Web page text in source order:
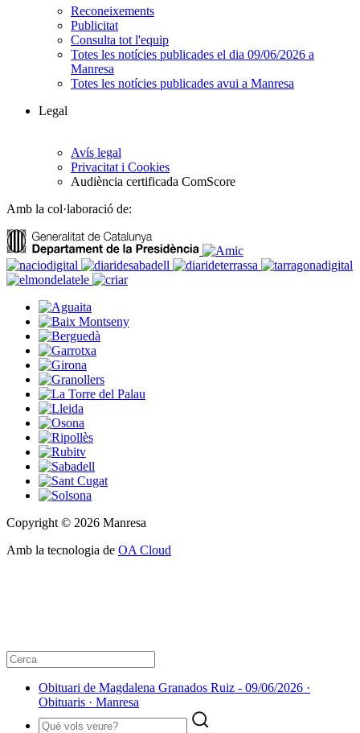
Reconeixements
Publicitat
Consulta tot l'equip
Totes les notícies publicades el dia 09/06/2026 a
Manresa
Totes les notícies publicades avui a Manresa
Legal
Avís legal
Privacitat i Cookies
Audiència certificada ComScore
Amb la col·laboració de:
Copyright © 2026 Manresa
Amb la tecnologia de OA Cloud
Obituari de Magdalena Granados Ruiz - 09/06/2026 ·
Obituaris · Manresa